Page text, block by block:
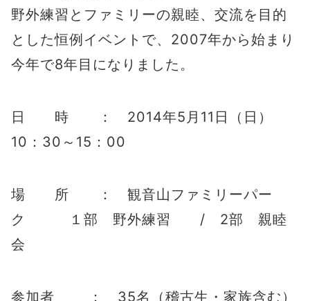
野外練習とファミリーの親睦、交流を目的
とした恒例イベントで、2007年から始まり
今年で8年目になりました。
日 時 ： 2014年5月11日（日）
10：30～15：00
場 所 ： 観音山ファミリーパー
ク １部 野外練習 / 2部 親睦
会
参加者 ： 35名（稽古生・家族含む）